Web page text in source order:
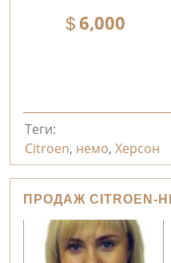
6,000
Теги:
Citroen, немо, Херсон
ПРОДАЖ CITROEN-